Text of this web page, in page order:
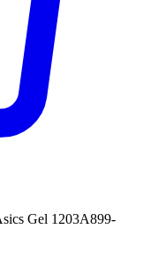
Gel 1203A899-